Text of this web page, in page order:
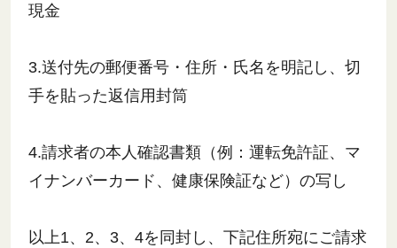
現金
3.送付先の郵便番号・住所・氏名を明記し、切
手を貼った返信用封筒
4.請求者の本人確認書類（例：運転免許証、マ
イナンバーカード、健康保険証など）の写し
以上1、2、3、4を同封し、下記住所宛にご請求